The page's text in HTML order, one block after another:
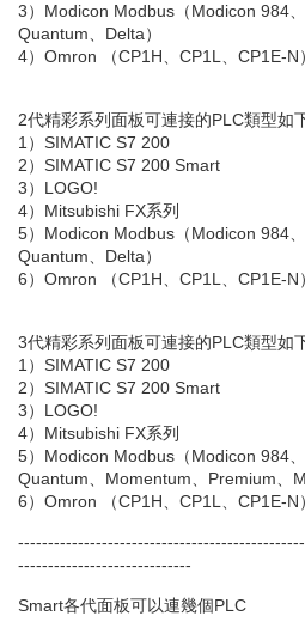
3）Modicon Modbus（Modicon 984
Quantum、Delta）
4）Omron （CP1H、CP1L、CP1E-N
2代精彩系列面板可連接的PLC類型如
1）SIMATIC S7 200
2）SIMATIC S7 200 Smart
3）LOGO!
4）Mitsubishi FX系列
5）Modicon Modbus（Modicon 984
Quantum、Delta）
6）Omron （CP1H、CP1L、CP1E-N
3代精彩系列面板可連接的PLC類型如
1）SIMATIC S7 200
2）SIMATIC S7 200 Smart
3）LOGO!
4）Mitsubishi FX系列
5）Modicon Modbus（Modicon 984
Quantum、Momentum、Premium、
6）Omron （CP1H、CP1L、CP1E-N
-----------------------------
Smart各代面板可以連幾個PLC